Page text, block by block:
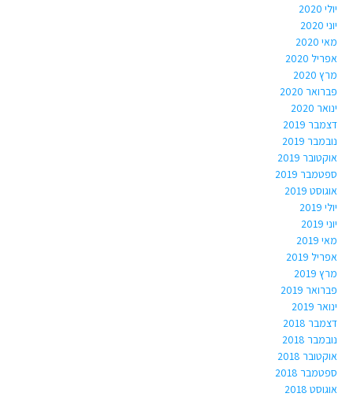
יולי 2020
יוני 2020
מאי 2020
אפריל 2020
מרץ 2020
פברואר 2020
ינואר 2020
דצמבר 2019
נובמבר 2019
אוקטובר 2019
ספטמבר 2019
אוגוסט 2019
יולי 2019
יוני 2019
מאי 2019
אפריל 2019
מרץ 2019
פברואר 2019
ינואר 2019
דצמבר 2018
נובמבר 2018
אוקטובר 2018
ספטמבר 2018
אוגוסט 2018